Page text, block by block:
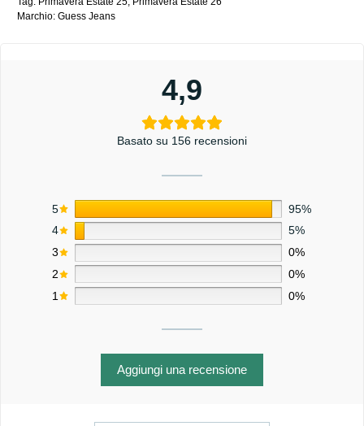
Marchio: Guess Jeans
4,9
Basato su 156 recensioni
5
95%
4
5%
3
0%
2
0%
1
0%
Aggiungi una recensione